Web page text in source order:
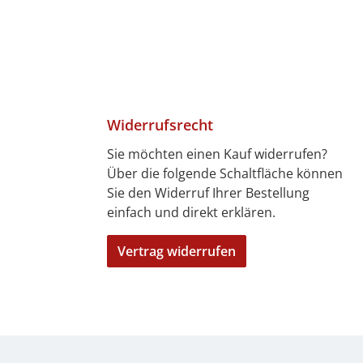
Widerrufsrecht
Sie möchten einen Kauf widerrufen?
Über die folgende Schaltfläche können
Sie den Widerruf Ihrer Bestellung
einfach und direkt erklären.
Vertrag widerrufen